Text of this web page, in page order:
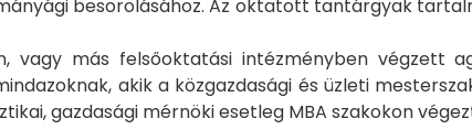
besorolásához. Az oktatott tantárgyak
vagy más felsőoktatási intézményben végzett
akik a közgazdasági és üzleti
gazdasági mérnöki esetleg MBA szakokon